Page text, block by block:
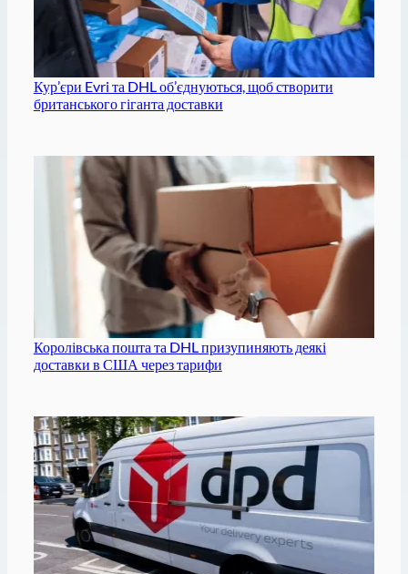
Кур’єри Evri та DHL об’єднуються, щоб створити
британського гіганта доставки
Королівська пошта та DHL призупиняють деякі
доставки в США через тарифи